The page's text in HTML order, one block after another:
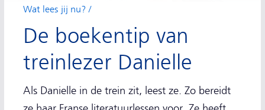
Wat lees jij nu?
De boekentip van
treinlezer Danielle
Als Danielle in de trein zit, leest ze. Zo bereidt